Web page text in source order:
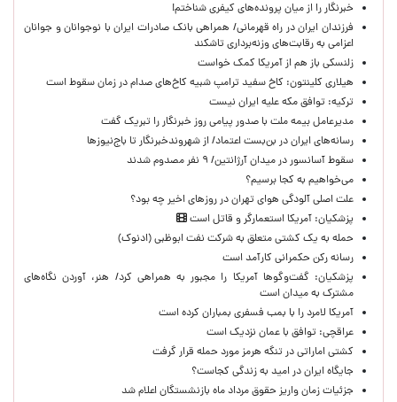
خبرنگار را از میان پرونده‌های کیفری شناختم!
​فرزندان ایران در راه قهرمانی/ همراهی بانک صادرات ایران با نوجوانان و جوانان
اعزامی به رقابت‌های وزنه‌برداری تاشکند
زلنسکی باز هم از آمریکا کمک خواست
هیلاری کلینتون: کاخ سفید ترامپ شبیه کاخ‌های صدام در زمان سقوط است
ترکیه: توافق مکه علیه ایران نیست
مدیرعامل بیمه ملت با صدور پیامی روز خبرنگار را تبریک گفت
رسانه‌های ایران در بن‌بست اعتماد/ از شهروندخبرنگار تا باج‌نیوزها
سقوط آسانسور در میدان آرژانتین/ ۹ نفر مصدوم شدند
می‌خواهیم به کجا برسیم؟
علت اصلی آلودگی هوای تهران در روزهای اخیر چه بود؟
پزشکیان: آمریکا استعمارگر و قاتل است
حمله به یک کشتی متعلق به شرکت نفت ابوظبی (ادنوک)
رسانه رکن حکمرانی کارآمد است
پزشکیان: گفت‌وگوها آمریکا را مجبور به همراهی کرد/ هنر، آوردن نگاه‌های
مشترک به میدان است
آمریکا لامرد را با بمب فسفری بمباران کرده است
عراقچی: توافق با عمان نزدیک است
کشتی اماراتی در تنگه هرمز مورد حمله قرار گرفت
جایگاه ایران در امید به زندگی کجاست؟
جزئیات زمان واریز حقوق مرداد ماه بازنشستگان اعلام شد